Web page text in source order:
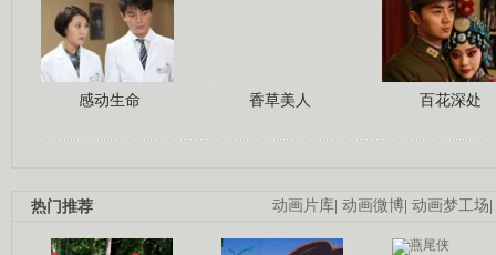
感动生命 香草美人 百花深处
动画片库| 动画微博| 动画梦工场|
热门推荐